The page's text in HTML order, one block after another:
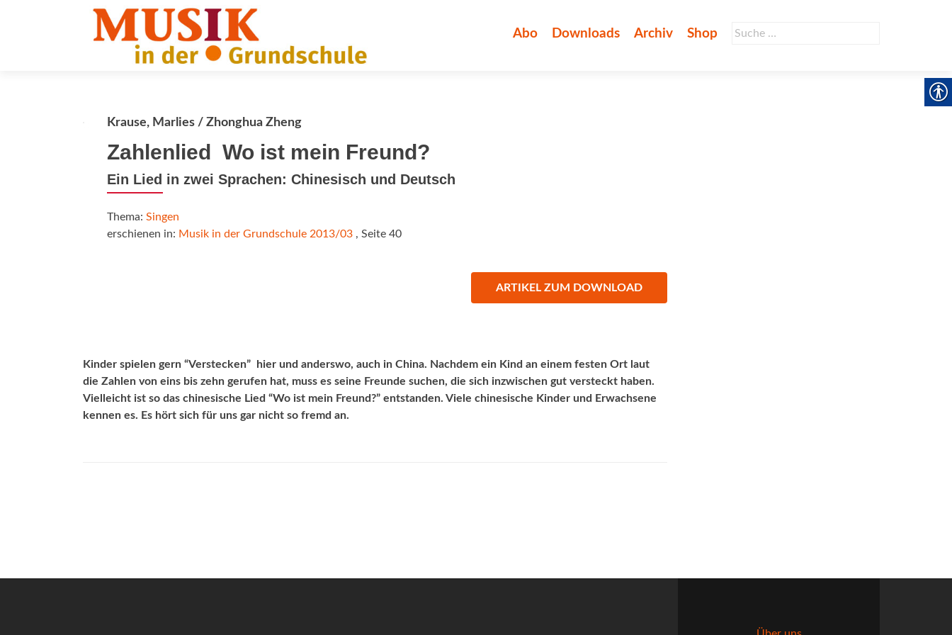
Suche
Abo Downloads Archiv Shop
Krause, Marlies / Zhonghua Zheng
Zahlenlied  Wo ist mein Freund?
Ein Lied in zwei Sprachen: Chinesisch und Deutsch
Thema: Singen
erschienen in: Musik in der Grundschule 2013/03 , Seite 40
ARTIKEL ZUM DOWNLOAD
Kinder spielen gern “Verstecken”  hier und anderswo, auch in China. Nachdem ein Kind an einem festen Ort laut
die Zahlen von eins bis zehn gerufen hat, muss es seine Freunde suchen, die sich inzwischen gut versteckt haben.
Vielleicht ist so das chinesische Lied “Wo ist mein Freund?” entstanden. Viele chinesische Kinder und Erwachsene
kennen es. Es hört sich für uns gar nicht so fremd an.